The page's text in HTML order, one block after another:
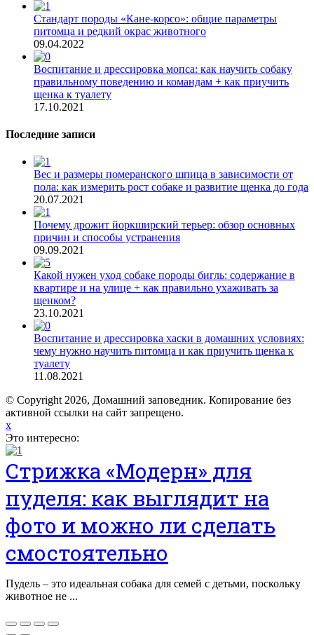
Стандарт породы «Кане-корсо»: общие параметры
питомца и редкий окрас животного
09.04.2022
Воспитание и дрессировка мопса: как научить собаку
правильному поведению и командам + как приучить
щенка к туалету
17.10.2021
Последние записи
Вес и размеры померанского шпица в зависимости от
пола: как измерить рост собаке и развитие щенка до года
20.07.2021
Почему дрожит йоркширский терьер: обзор основных
причин и способы устранения
09.09.2021
Какой нужен уход собаке породы бигль: содержание в
квартире и на улице + как правильно ухаживать за
щенком?
23.10.2021
Воспитание и дрессировка хаски в домашних условиях:
чему нужно научить питомца и как приучить щенка к
туалету
11.08.2021
© Copyright 2026, Домашний заповедник. Копирование без
активной ссылки на сайт запрещено.
x
Это интересно:
Стрижка «Модерн» для
пуделя: как выглядит на
фото и можно ли сделать
смостоятельно
Пудель – это идеальная собака для семей с детьми, поскольку
животное не ...